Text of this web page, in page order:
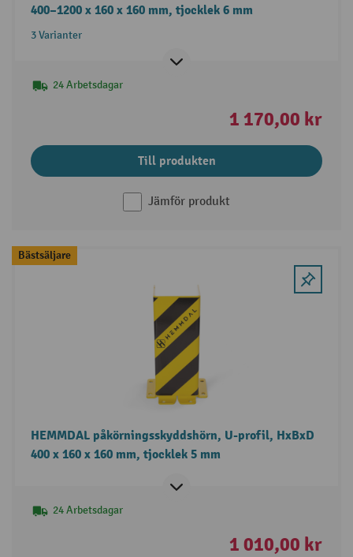
400–1200 x 160 x 160 mm, tjocklek 6 mm
3 Varianter
24 Arbetsdagar
1 170,00 kr
Till produkten
Jämför produkt
Bästsäljare
HEMMDAL påkörningsskyddshörn, U-profil, HxBxD
400 x 160 x 160 mm, tjocklek 5 mm
24 Arbetsdagar
1 010,00 kr